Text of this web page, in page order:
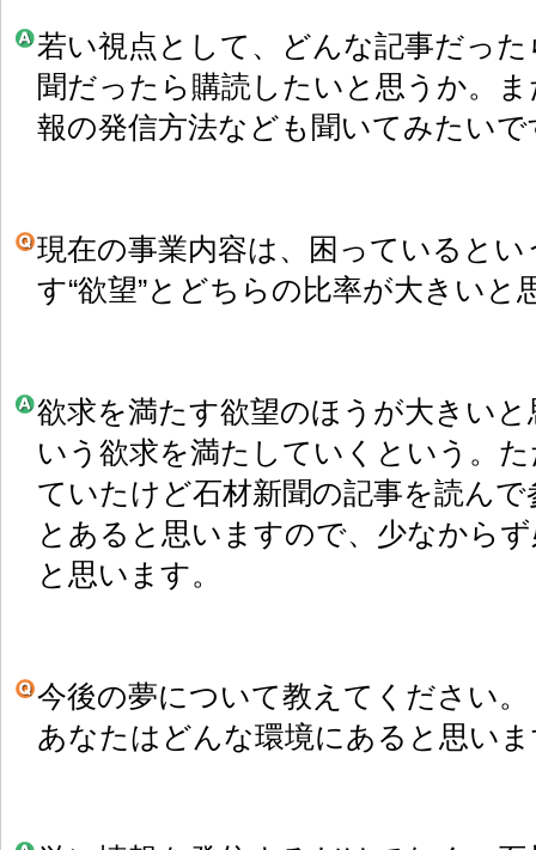
若い視点として、どんな記事だっ
聞だったら購読したいと思うか。
報の発信方法なども聞いてみたいで
現在の事業内容は、困っているとい
す“欲望”とどちらの比率が大きいと
欲求を満たす欲望のほうが大きい
いう欲求を満たしていくという。
ていたけど石材新聞の記事を読ん
とあると思いますので、少なから
と思います。
今後の夢について教えてください
あなたはどんな環境にあると思い